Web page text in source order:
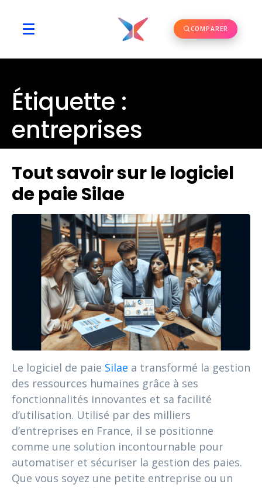
COMPARER
Étiquette :
entreprises
Tout savoir sur le logiciel
de paie Silae
Le logiciel de paie Silae a transformé la gestion
des ressources humaines grâce à ses
fonctionnalités innovantes et sa facilité
d’utilisation. Utilisé par des milliers
d’entreprises en France, il se positionne
comme une solution incontournable pour
automatiser et sécuriser la gestion des paies.
Que vous soyez une petite entreprise ou un